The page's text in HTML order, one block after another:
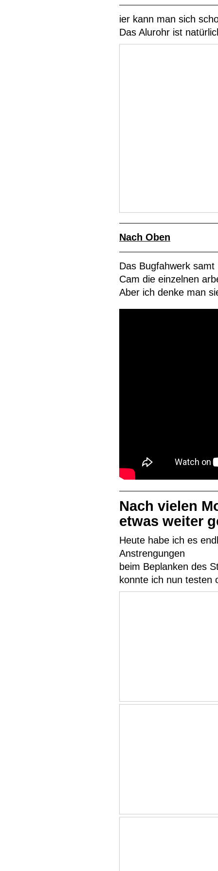
ier kann man sich
Das Alurohr ist
Nach Oben
Das Bugfahwerk
Cam die einzelnen
Aber ich denke man
Nach vielen
etwas weiter
Heute habe ich es
Anstrengungen
beim Beplanken des
konnte ich nun testen